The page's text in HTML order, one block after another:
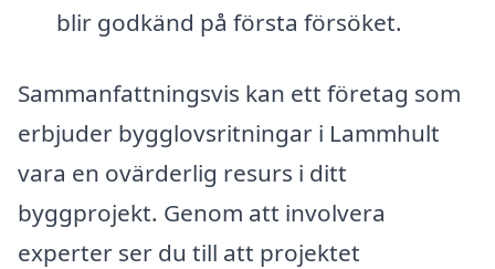
blir godkänd på första försöket.
Sammanfattningsvis kan ett företag som
erbjuder bygglovsritningar i Lammhult
vara en ovärderlig resurs i ditt
byggprojekt. Genom att involvera
experter ser du till att projektet